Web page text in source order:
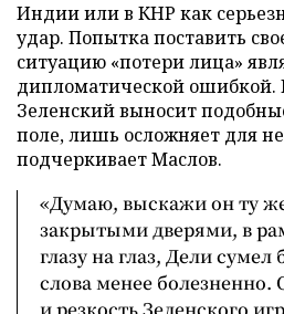
Индии или в КНР как
удар. Попытка поставить
ситуацию «потери лица»
дипломатической ошибкой.
Зеленский выносит
поле, лишь осложняет для
подчеркивает Маслов.
«Думаю, выскажи он ту
закрытыми дверями, в
глазу на глаз, Дели
слова менее
и резкость Зеленского